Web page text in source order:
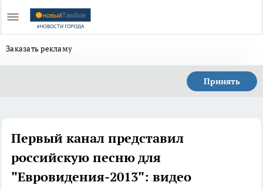
Заказать рекламу
Принять
Первый канал представил
российскую песню для
"Евровидения-2013": видео